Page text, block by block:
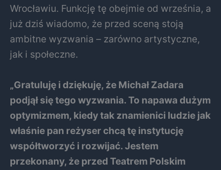
Wrocławiu. Funkcję tę obejmie od września, a
już dziś wiadomo, że przed sceną stoją
ambitne wyzwania – zarówno artystyczne,
jak i społeczne.
„Gratuluję i dziękuję, że Michał Zadara
podjął się tego wyzwania. To napawa dużym
optymizmem, kiedy tak znamienici ludzie jak
właśnie pan reżyser chcą tę instytucję
współtworzyć i rozwijać. Jestem
przekonany, że przed Teatrem Polskim